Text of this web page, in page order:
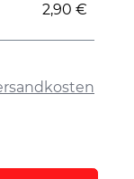
2,90 €